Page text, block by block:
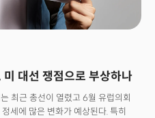
대선 쟁점으로 부상하나
최근 총선이 열렸고 6월 유럽의회
세에 많은 변화가 예상된다. 특히